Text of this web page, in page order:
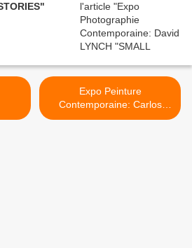
Expo Peinture
Contemporaine: Carlos
Macia >